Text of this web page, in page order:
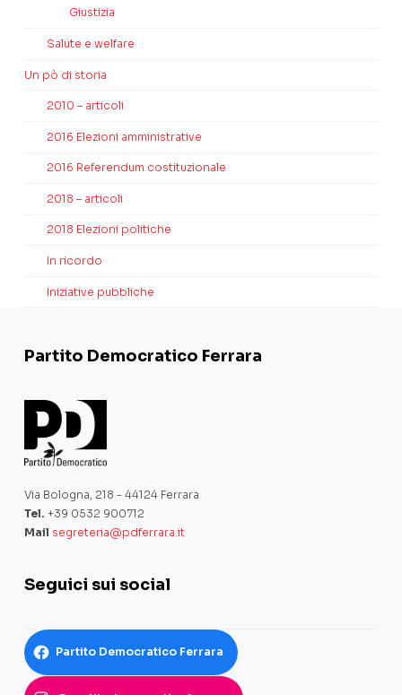
Giustizia
Salute e welfare
Un pò di storia
2010 – articoli
2016 Elezioni amministrative
2016 Referendum costituzionale
2018 – articoli
2018 Elezioni politiche
In ricordo
Iniziative pubbliche
Partito Democratico Ferrara
Via Bologna, 218 - 44124 Ferrara
Tel. +39 0532 900712
Mail segreteria@pdferrara.it
Seguici sui social
Partito Democratico Ferrara